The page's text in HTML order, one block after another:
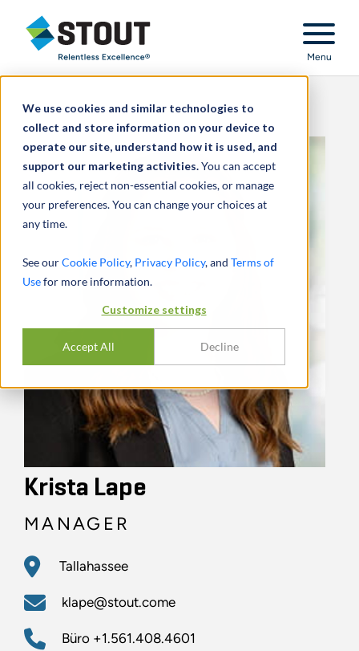
We use cookies and similar technologies to
collect and store information on your device to
operate our site, understand how it is used, and
support our marketing activities.You can accept
all cookies, reject non-essential cookies, or manage
your preferences. You can change your choices at
any time.
See ourCookie Policy, Privacy Policy, and Terms of
Usefor more information.
Customize settings
Accept All Decline
Stout Relentless Excellence
Menu
Krista Lape
MANAGER
Tallahassee
klape@stout.come
Büro +1.561.408.4601